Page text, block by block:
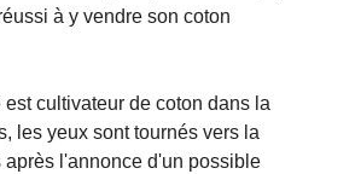
à y vendre son coton
cultivateur de coton dans la
les yeux sont tournés vers la
l'annonce d'un possible